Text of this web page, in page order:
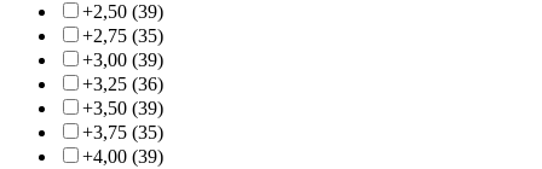
+2,50 (39)
+2,75 (35)
+3,00 (39)
+3,25 (36)
+3,50 (39)
+3,75 (35)
+4,00 (39)